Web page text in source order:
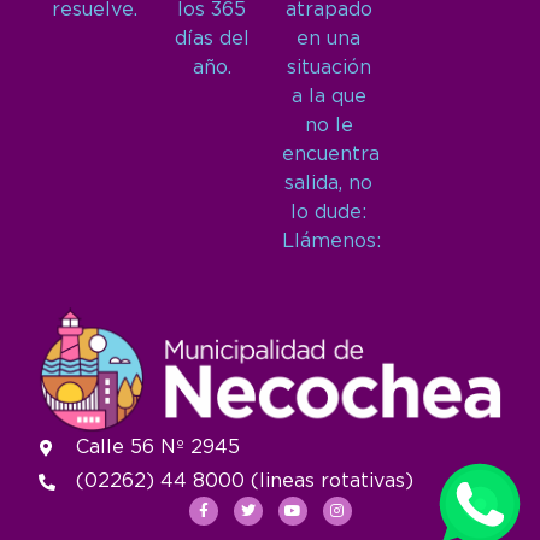
resuelve.
los 365
días del
año.
atrapado
en una
situación
a la que
no le
encuentra
salida, no
lo dude:
Llámenos:
Calle 56 Nº 2945
(02262) 44 8000 (lineas rotativas)